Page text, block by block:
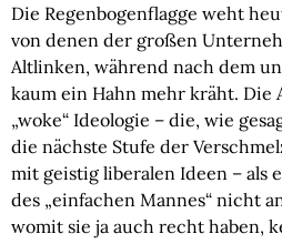
Die Regenbogenflagge weht
von denen der großen
Altlinken, während nach dem
kaum ein Hahn mehr kräht.
„woke“ Ideologie – die, wie
die nächste Stufe der
mit geistig liberalen Ideen – als
des „einfachen Mannes“ nicht
womit sie ja auch recht haben,